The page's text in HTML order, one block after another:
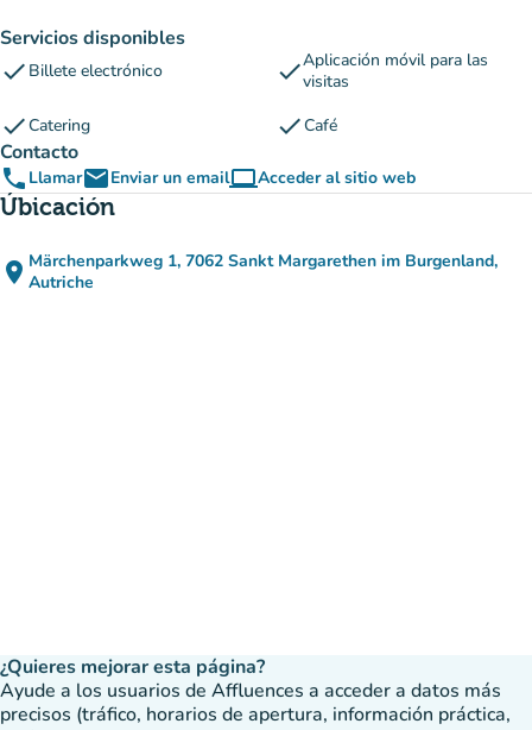
Servicios disponibles
check Billete electrónico checkAplicación móvil para las
visitas
checkCatering checkCafé
Contacto
phone LlamaremailEnviar un emailcomputerAcceder al sitio web
(nueva pestaña)
Úbicación
place Märchenparkweg 1, 7062 Sankt Margarethen im Burgenland,
Autriche
¿Quieres mejorar esta página?
Ayude a los usuarios de Affluences a acceder a datos más
precisos (tráfico, horarios de apertura, información práctica,